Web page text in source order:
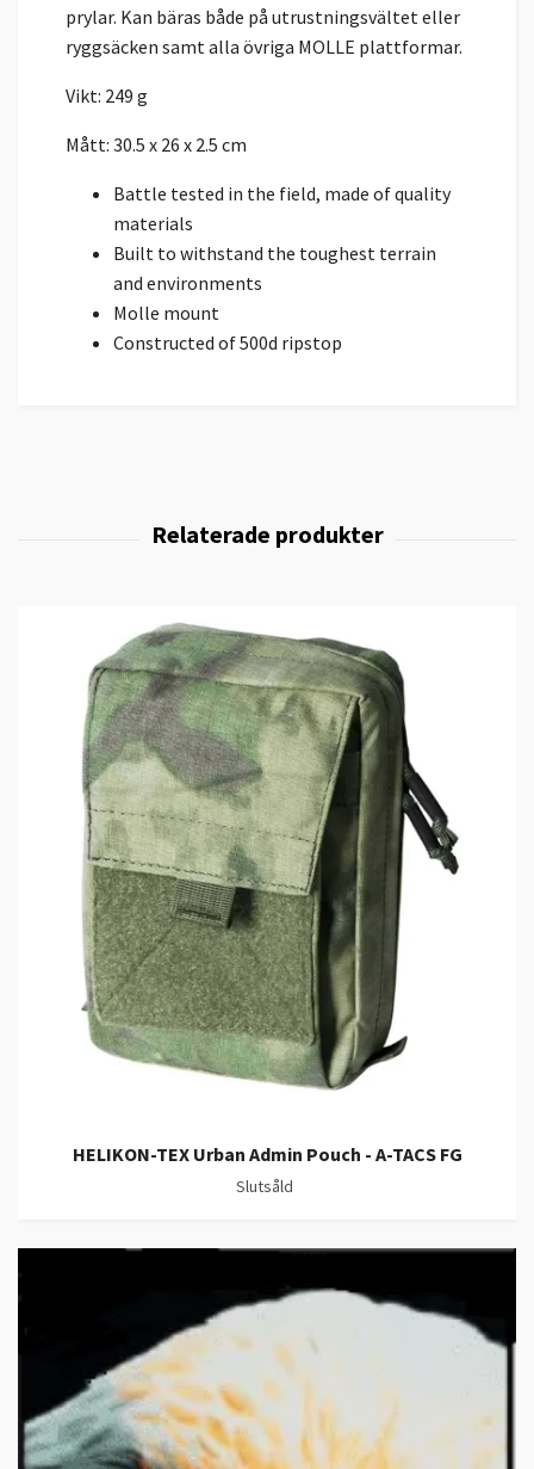
prylar. Kan bäras både på utrustningsvältet eller
ryggsäcken samt alla övriga MOLLE plattformar.
Vikt: 249 g
Mått: 30.5 x 26 x 2.5 cm
Battle tested in the field, made of quality
materials
Built to withstand the toughest terrain
and environments
Molle mount
Constructed of 500d ripstop
HELIKON-TEX Urban Admin Pouch - A-TACS FG
Slutsåld